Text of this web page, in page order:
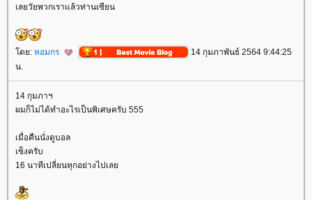
เลยวัยพวกเราแล้วท่านเซียน
ดย: หอมกร
14 กุมภาพันธ์ 2564 9:44:25
น.
14 กุมภาฯ
ผมก็ไม่ได้ทำอะไรเป็นพิเศษครับ 555
เมื่อคืนนั่งดูบอล
เซ็งครับ
16 นาทีเปลี่ยนทุกอย่างไปเล